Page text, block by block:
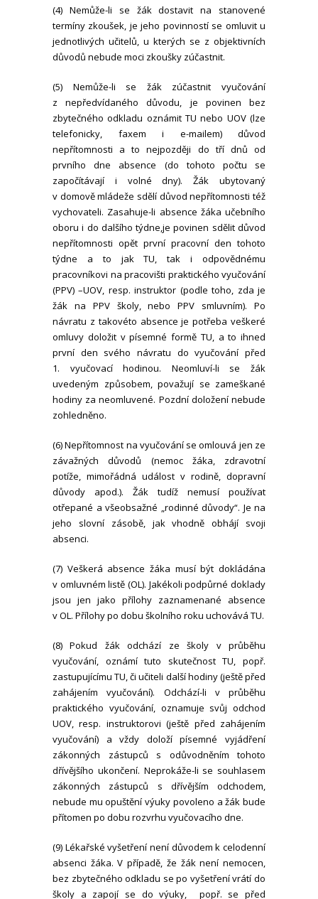
(4) Nemůže-li se žák dostavit na stanovené
termíny zkoušek, je jeho povinností se omluvit u
jednotlivých učitelů, u kterých se z objektivních
důvodů nebude moci zkoušky zúčastnit.
(5) Nemůže-li se žák zúčastnit vyučování
z nepředvídaného důvodu, je povinen bez
zbytečného odkladu oznámit TU nebo UOV (lze
telefonicky, faxem i e-mailem) důvod
nepřítomnosti a to nejpozději do tří dnů od
prvního dne absence (do tohoto počtu se
započítávají i volné dny). Žák ubytovaný
v domově mládeže sdělí důvod nepřítomnosti též
vychovateli. Zasahuje-li absence žáka učebního
oboru i do dalšího týdne,je povinen sdělit důvod
nepřítomnosti opět první pracovní den tohoto
týdne a to jak TU, tak i odpovědnému
pracovníkovi na pracovišti praktického vyučování
(PPV) –UOV, resp. instruktor (podle toho, zda je
žák na PPV školy, nebo PPV smluvním). Po
návratu z takovéto absence je potřeba veškeré
omluvy doložit v písemné formě TU, a to ihned
první den svého návratu do vyučování před
1. vyučovací hodinou. Neomluví-li se žák
uvedeným způsobem, považují se zameškané
hodiny za neomluvené. Pozdní doložení nebude
zohledněno.
(6) Nepřítomnost na vyučování se omlouvá jen ze
závažných důvodů (nemoc žáka, zdravotní
potíže, mimořádná událost v rodině, dopravní
důvody apod.). Žák tudíž nemusí používat
otřepané a všeobsažné „rodinné důvody“. Je na
jeho slovní zásobě, jak vhodně obhájí svoji
absenci.
(7) Veškerá absence žáka musí být dokládána
v omluvném listě (OL). Jakékoli podpůrné doklady
jsou jen jako přílohy zaznamenané absence
v OL. Přílohy po dobu školního roku uchovává TU.
(8) Pokud žák odchází ze školy v průběhu
vyučování, oznámí tuto skutečnost TU, popř.
zastupujícímu TU, či učiteli další hodiny (ještě před
zahájením vyučování). Odchází-li v průběhu
praktického vyučování, oznamuje svůj odchod
UOV, resp. instruktorovi (ještě před zahájením
vyučování) a vždy doloží písemné vyjádření
zákonných zástupců s odůvodněním tohoto
dřívějšího ukončení. Neprokáže-li se souhlasem
zákonných zástupců s dřívějším odchodem,
nebude mu opuštění výuky povoleno a žák bude
přítomen po dobu rozvrhu vyučovacího dne.
(9) Lékařské vyšetření není důvodem k celodenní
absenci žáka. V případě, že žák není nemocen,
bez zbytečného odkladu se po vyšetření vrátí do
školy a zapojí se do výuky, popř. se před